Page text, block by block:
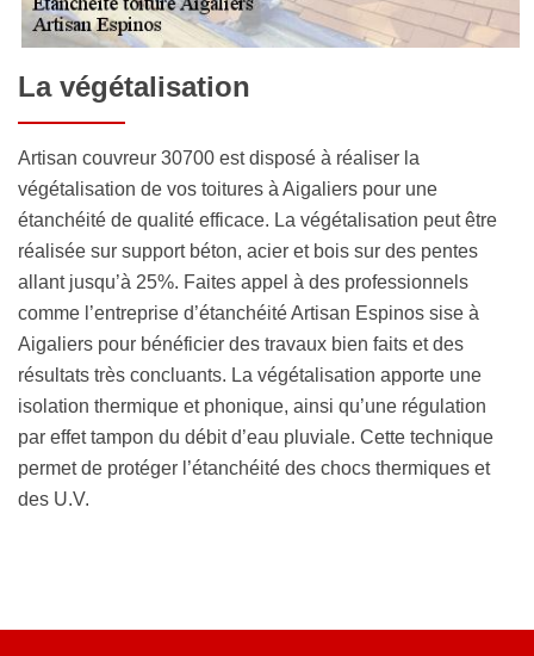
La végétalisation
Artisan couvreur 30700 est disposé à réaliser la
végétalisation de vos toitures à Aigaliers pour une
étanchéité de qualité efficace. La végétalisation peut être
réalisée sur support béton, acier et bois sur des pentes
allant jusqu’à 25%. Faites appel à des professionnels
comme l’entreprise d’étanchéité Artisan Espinos sise à
Aigaliers pour bénéficier des travaux bien faits et des
résultats très concluants. La végétalisation apporte une
isolation thermique et phonique, ainsi qu’une régulation
par effet tampon du débit d’eau pluviale. Cette technique
permet de protéger l’étanchéité des chocs thermiques et
des U.V.